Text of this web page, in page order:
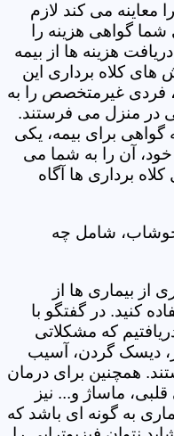
معاینه می کند لازم
شما گواهی هزینه را
هزینه ها از بیمه
های کلاه برداری این
فردی غیرمتخصص را به
در منزل می فرستند.
گواهی برای بیمه، یکی
خود، آن را به شما می
برداری ها آگاه
خوشاب، شامل چه
از بیماری ها از
کنید. در گفتگو با
که مشکلاتی
دیسک گردن، آسیب
همچنین برای درمان
ماساژ و... نیز
به گونه ای باشد که